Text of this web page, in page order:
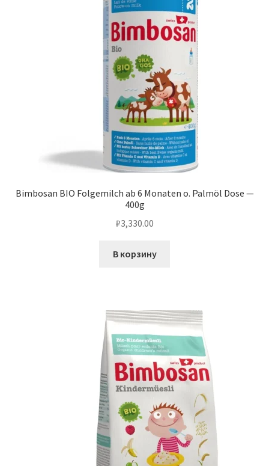
Bimbosan BIO Folgemilch ab 6 Monaten o. Palmöl Dose —
400g
₽3,330.00
В корзину